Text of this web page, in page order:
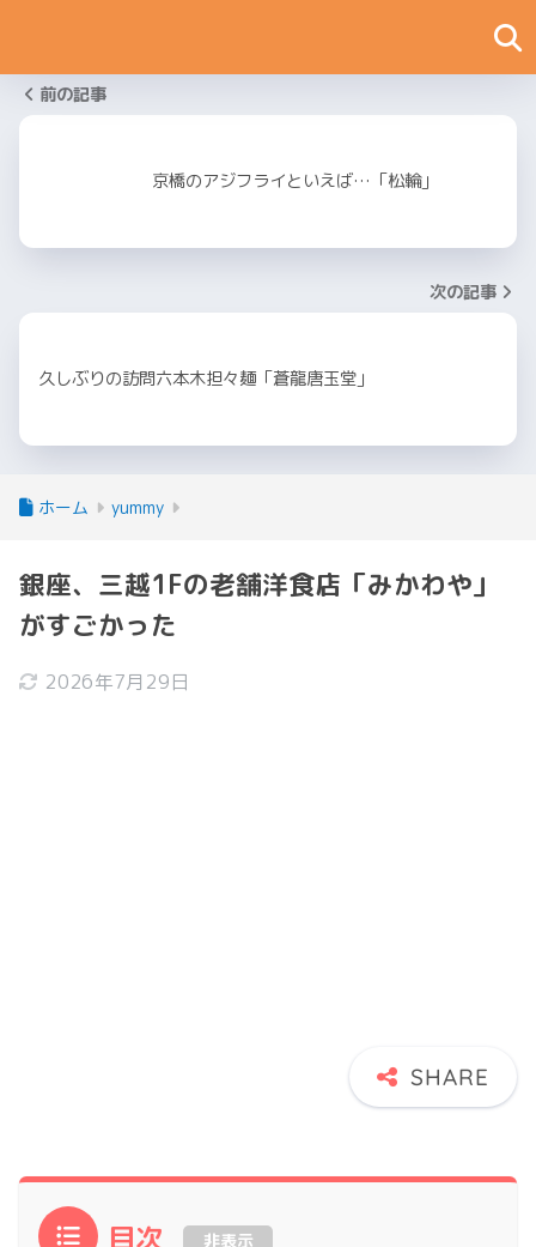
前の記事
京橋のアジフライといえば…「松輪」
次の記事
久しぶりの訪問六本木担々麺「蒼龍唐玉堂」
ホーム yummy
銀座、三越1Fの老舗洋食店「みかわや」
がすごかった
2026年7月29日
目次 非表示